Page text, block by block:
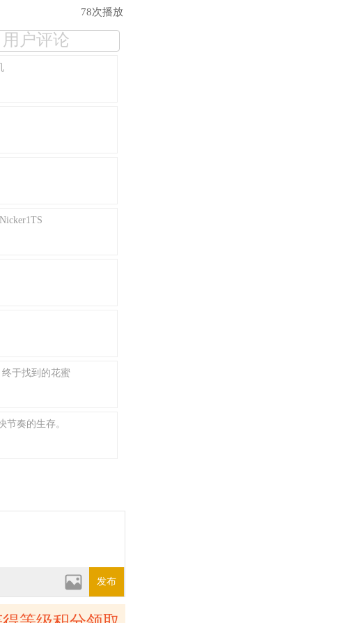
78次播放
用户评论
于找到的花蜜
节奏的生存。
发布